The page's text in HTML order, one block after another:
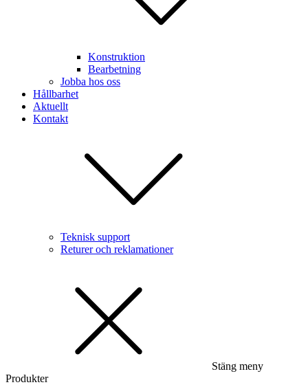
Konstruktion
Bearbetning
Jobba hos oss
Hållbarhet
Aktuellt
Kontakt
Teknisk support
Returer och reklamationer
Stäng meny
Produkter